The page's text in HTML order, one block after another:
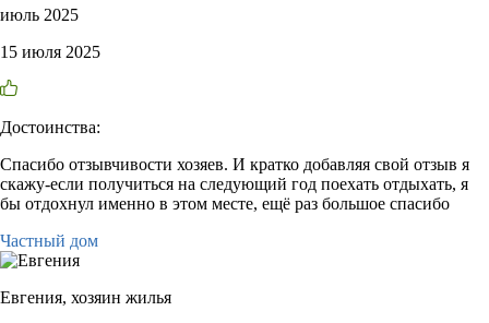
июль 2025
15 июля 2025
Достоинства:
Спасибо отзывчивости хозяев. И кратко добавляя свой отзыв я
скажу-если получиться на следующий год поехать отдыхать, я
бы отдохнул именно в этом месте, ещё раз большое спасибо
Частный дом
Евгения, хозяин жилья